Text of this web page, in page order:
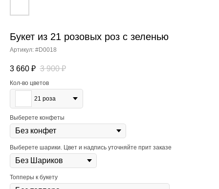
Букет из 21 розовых роз с зеленью
Артикул: #D0018
3 660 ₽ 3 900 ₽
Кол-во цветов
21 роза
Выберете конфеты
Выберете шарики. Цвет и надпись уточняйте прит заказе
Топперы к букету